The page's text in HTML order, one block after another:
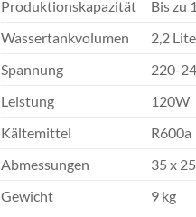
Produktionskapazität
Bis zu
Wassertankvolumen
2,2
Spannung
220-
Leistung
120W
Kältemittel
R600a
Abmessungen
35 x
Gewicht
9 kg